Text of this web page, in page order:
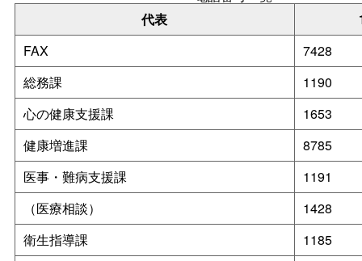
代表
FAX
7428
総務課
1190
心の健康支援課
1653
健康増進課
8785
医事・難病支援課
1191
（医療相談）
1428
衛生指導課
1185